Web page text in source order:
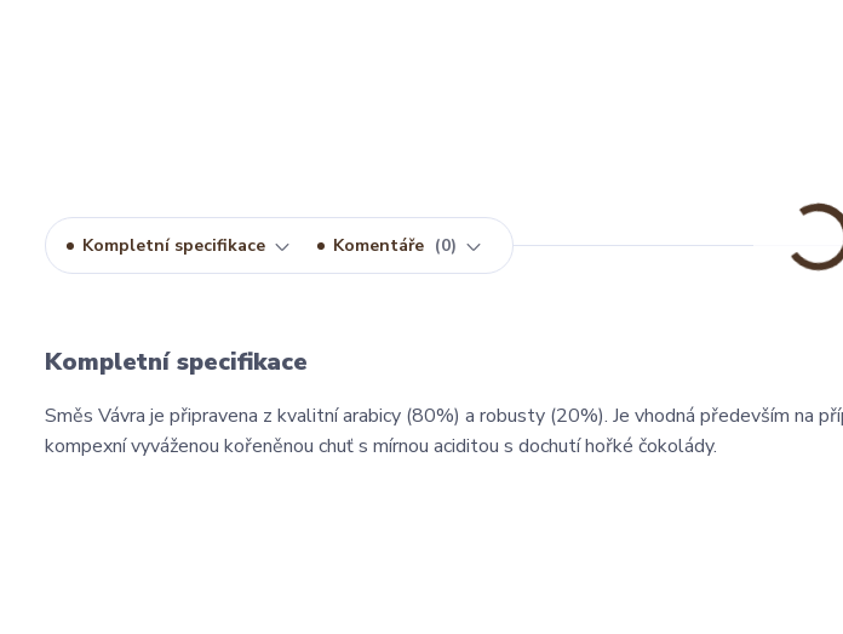
Kompletní specifikace Komentáře 0
Kompletní specifikace
Směs Vávra je připravena z kvalitní arabicy (80%) a robusty (20%). Je vhodná především na
kompexní vyváženou kořeněnou chuť s mírnou aciditou s dochutí hořké čokolády.